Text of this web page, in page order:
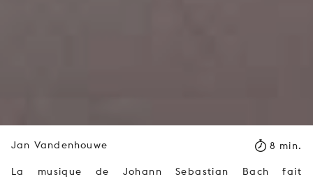
Jan Vandenhouwe 8 min.
La musique de Johann Sebastian Bach fait